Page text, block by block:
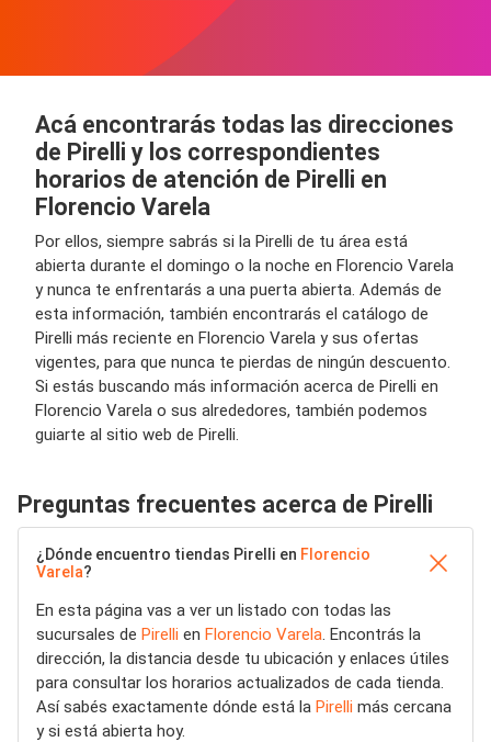
Acá encontrarás todas las direcciones
de Pirelli y los correspondientes
horarios de atención de Pirelli en
Florencio Varela
Por ellos, siempre sabrás si la Pirelli de tu área está
abierta durante el domingo o la noche en Florencio Varela
y nunca te enfrentarás a una puerta abierta. Además de
esta información, también encontrarás el catálogo de
Pirelli más reciente en Florencio Varela y sus ofertas
vigentes, para que nunca te pierdas de ningún descuento.
Si estás buscando más información acerca de Pirelli en
Florencio Varela o sus alrededores, también podemos
guiarte al sitio web de Pirelli.
Preguntas frecuentes acerca de Pirelli
¿Dónde encuentro tiendas Pirelli en Florencio
Varela?
En esta página vas a ver un listado con todas las
sucursales de Pirelli en Florencio Varela. Encontrás la
dirección, la distancia desde tu ubicación y enlaces útiles
para consultar los horarios actualizados de cada tienda.
Así sabés exactamente dónde está la Pirelli más cercana
y si está abierta hoy.